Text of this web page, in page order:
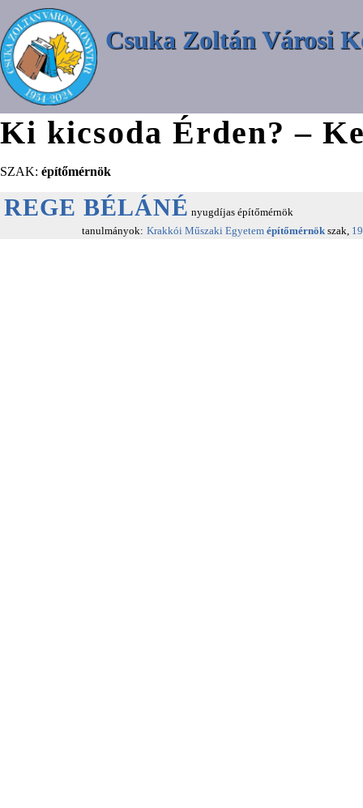
Csuka Zoltán Városi
Ki kicsoda Érden? –
SZAK: építőmérnök
REGE BÉLÁNÉ nyugdíjas építőmérnök
tanulmányok: Krakkói Műszaki Egyetem építőmérnök szak,